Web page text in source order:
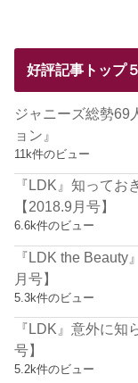
好評記事トップ５
ジャニーズ総勢69
ョン』
11k件のビュー
『LDK』知って
【2018.9月号】
6.6k件のビュー
『LDK the
月号】
5.3k件のビュー
『LDK』意外に知
号】
5.2k件のビュー